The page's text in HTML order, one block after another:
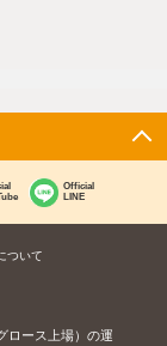
Official
LINE
ついて
ロース上場）の運